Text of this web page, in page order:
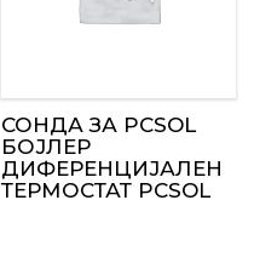
СОНДА ЗА PCSOL
БОЈЛЕР
ДИФЕРЕНЦИЈАЛЕН
ТЕРМОСТАТ PCSOL